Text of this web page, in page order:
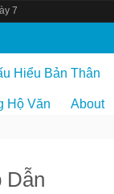
7
Hiểu Bản Thân
Hộ Văn About
Dẫn